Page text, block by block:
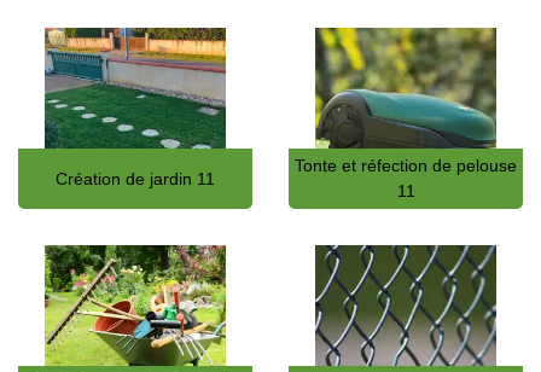
Création de jardin 11
Tonte et réfection de pelouse
11